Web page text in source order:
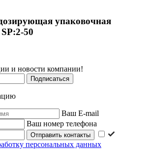
упаковочная
50
и новости компании!
Подписаться
Ваш E-mail
Ваш номер телефона
персональных данных